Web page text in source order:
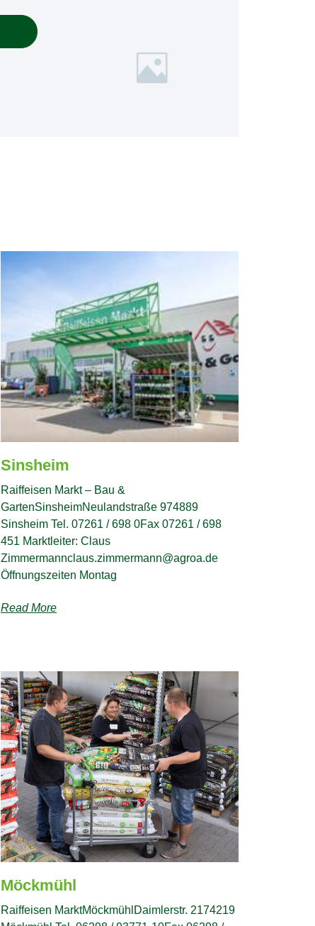
Sinsheim
Raiffeisen Markt – Bau &
GartenSinsheimNeulandstraße 974889
Sinsheim Tel. 07261 / 698 0Fax 07261 / 698
451 Marktleiter: Claus
Zimmermannclaus.zimmermann@agroa.de
Öffnungszeiten Montag
Read More
Möckmühl
Raiffeisen MarktMöckmühlDaimlerstr. 2174219